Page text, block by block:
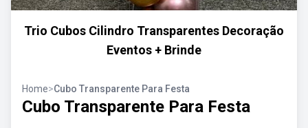
Trio Cubos Cilindro Transparentes Decoração
Eventos + Brinde
Home>Cubo Transparente Para Festa
Cubo Transparente Para Festa